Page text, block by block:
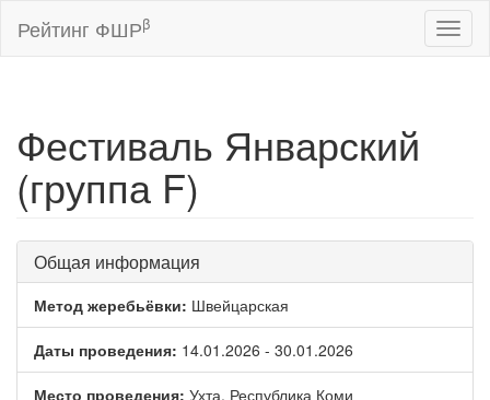
Рейтинг ФШРβ
Фестиваль Январский
(группа F)
Общая информация
Метод жеребьёвки: Швейцарская
Даты проведения: 14.01.2026 - 30.01.2026
Место проведения: Ухта, Республика Коми